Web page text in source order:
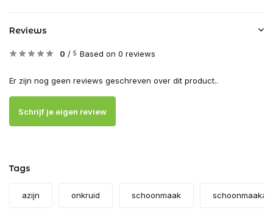
Reviews
0 / 5 Based on 0 reviews
Er zijn nog geen reviews geschreven over dit product..
Schrijf je eigen review
Tags
azijn onkruid schoonmaak